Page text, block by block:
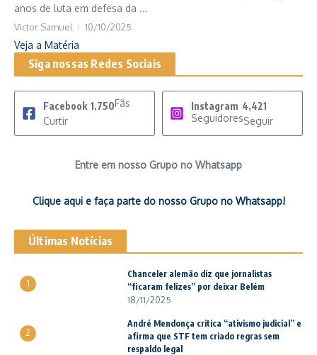
anos de luta em defesa da ...
Victor Samuel 10/10/2025
Veja a Matéria
Siga nossas Redes Sociais
Facebook 1,750Fãs
Curtir
Instagram 4,421
SeguidoresSeguir
Entre em nosso Grupo no Whatsapp
Clique aqui e faça parte do nosso Grupo no Whatsapp!
Últimas Notícias
1
Chanceler alemão diz que jornalistas
“ficaram felizes” por deixar Belém
18/11/2025
2
André Mendonça critica “ativismo judicial” e
afirma que STF tem criado regras sem
respaldo legal